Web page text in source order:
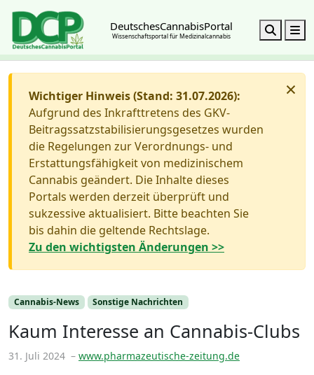
DeutschesCannabisPortal
Wissenschaftsportal für Medizinalcannabis Search
×
Wichtiger Hinweis (Stand: 31.07.2026):
Aufgrund des Inkrafttretens des GKV-
Beitragssatzstabilisierungsgesetzes wurden
die Regelungen zur Verordnungs- und
Erstattungsfähigkeit von medizinischem
Cannabis geändert. Die Inhalte dieses
Portals werden derzeit überprüft und
sukzessive aktualisiert. Bitte beachten Sie
bis dahin die geltende Rechtslage.
Zu den wichtigsten Änderungen >>
Cannabis-News Sonstige Nachrichten
Kaum Interesse an Cannabis-Clubs
31. Juli 2024 – www.pharmazeutische-zeitung.de